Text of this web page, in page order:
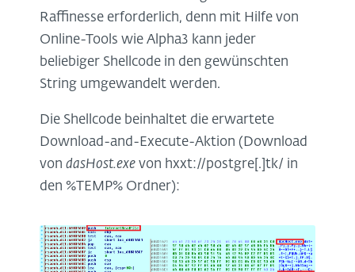
Raffinesse erforderlich, denn mit Hilfe von
Online-Tools wie Alpha3 kann jeder
beliebiger Shellcode in den gewünschten
String umgewandelt werden.
Die Shellcode beinhaltet die erwartete
Download-and-Execute-Aktion (Download
von dasHost.exe von hxxt://postgre[.]tk/ in
den %TEMP% Ordner):